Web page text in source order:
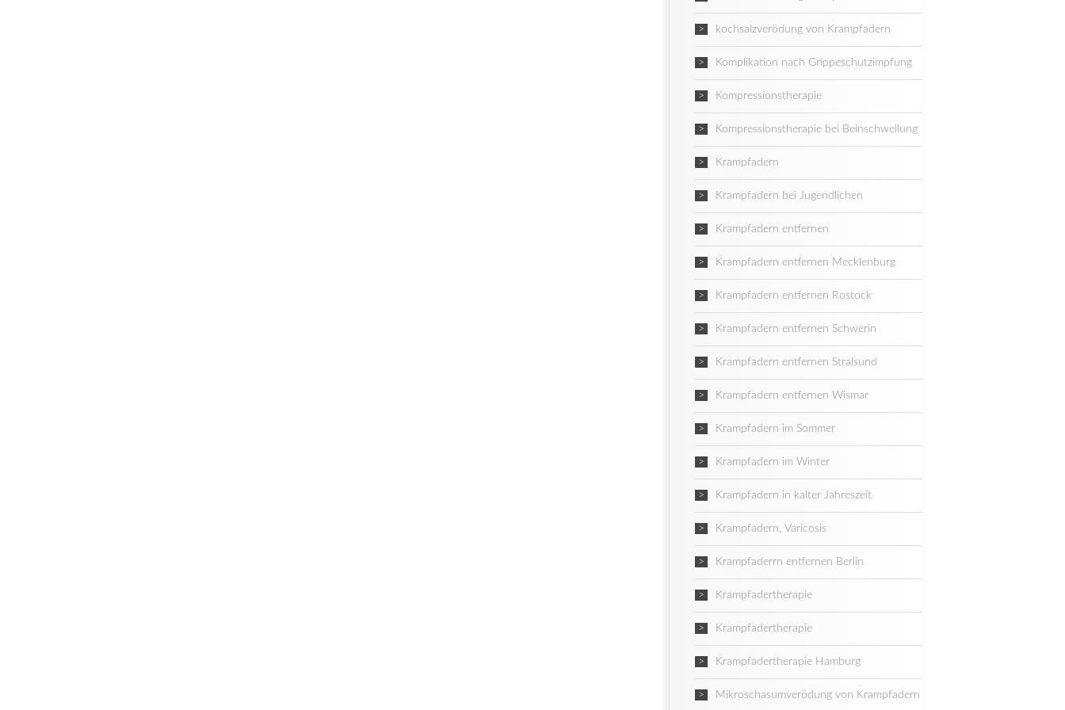
kochsalzverödung von Krampfadern
Komplikation nach Grippeschutzimpfung
Kompressionstherapie
Kompressionstherapie bei Beinschwellung
Krampfadern
Krampfadern bei Jugendlichen
Krampfadern entfernen
Krampfadern entfernen Mecklenburg
Krampfadern entfernen Rostock
Krampfadern entfernen Schwerin
Krampfadern entfernen Stralsund
Krampfadern entfernen Wismar
Krampfadern im Sommer
Krampfadern im Winter
Krampfadern in kalter Jahreszeit
Krampfadern, Varicosis
Krampfaderrn entfernen Berlin
Krampfadertherapie
Krampfadertherapie
Krampfadertherapie Hamburg
Mikroschasumverödung von Krampfadern